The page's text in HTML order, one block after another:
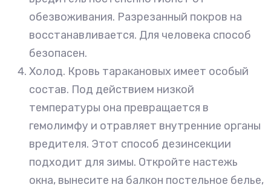
обезвоживания. Разрезанный покров на
восстанавливается. Для человека способ
безопасен.
Холод. Кровь таракановых имеет особый
состав. Под действием низкой
температуры она превращается в
гемолимфу и отравляет внутренние органы
вредителя. Этот способ дезинсекции
подходит для зимы. Откройте настежь
окна, вынесите на балкон постельное белье,